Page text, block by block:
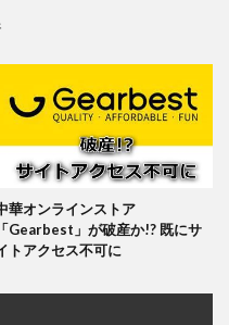
華オンラインストア
「Gearbest」が破産か!? 既にサ
トアクセス不可に